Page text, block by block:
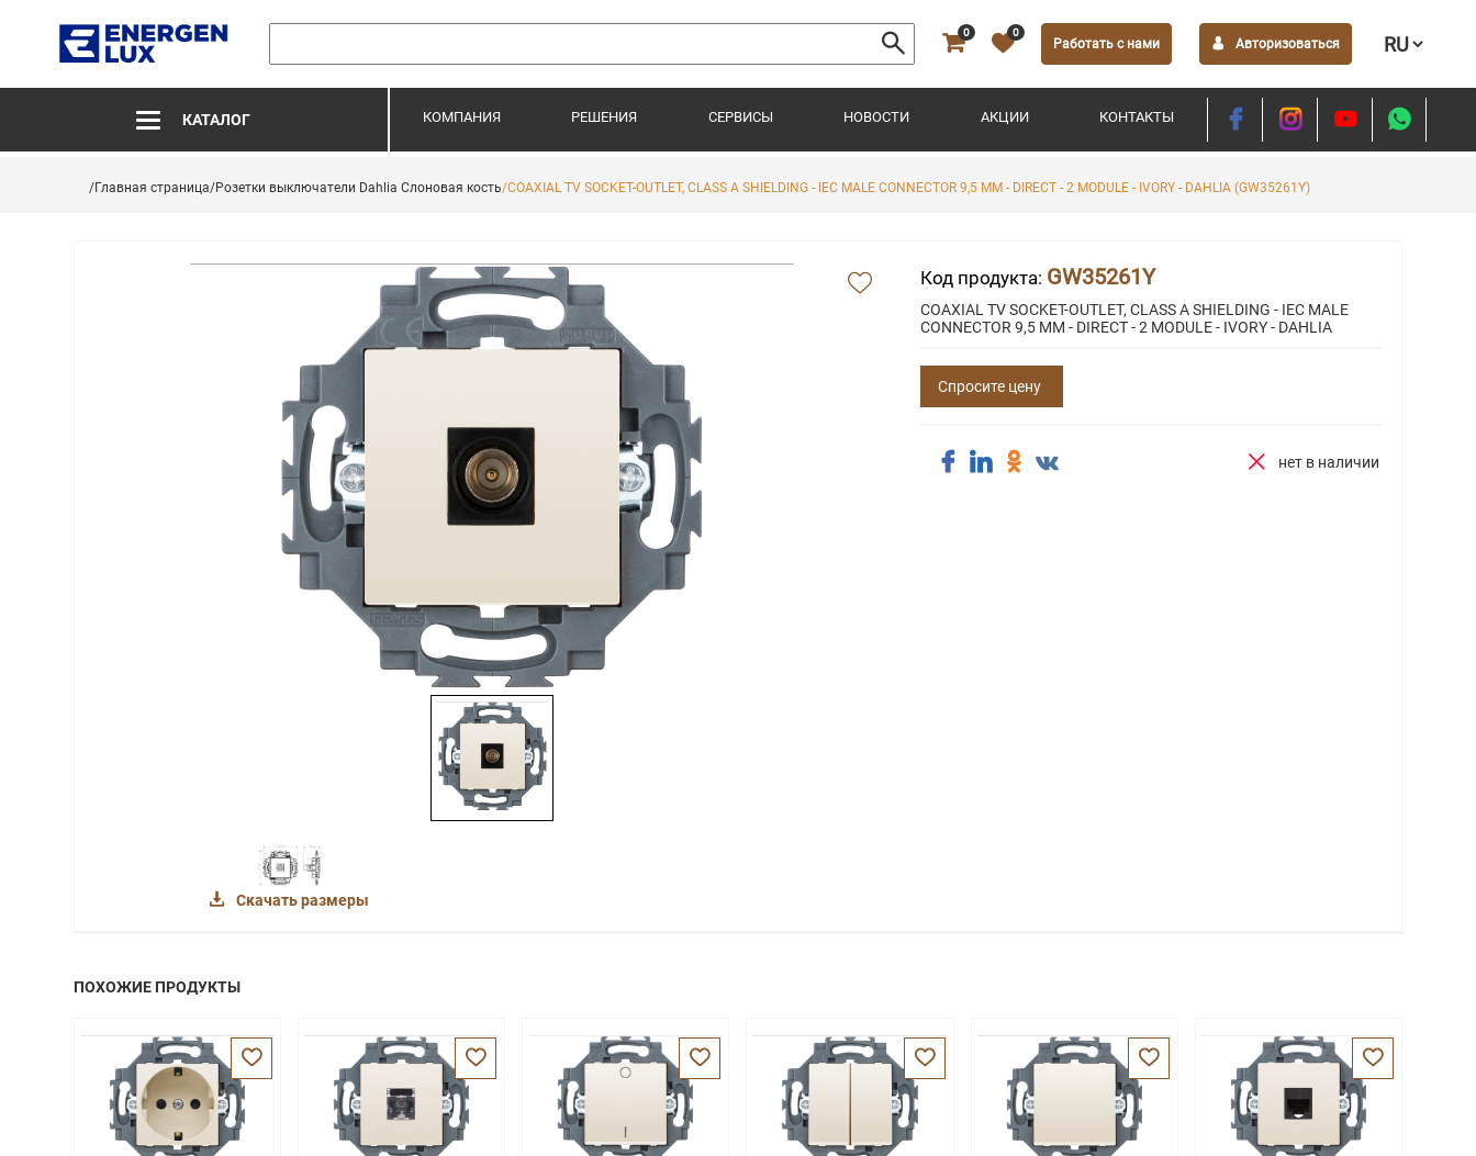
0 0
Работать с нами Авторизоваться
КАТАЛОГ КОМПАНИЯ РЕШЕНИЯ СЕРВИСЫ НОВОСТИ АКЦИИ КОНТАКТЫ
/Главная страница/Розетки выключатели Dahlia Слоновая кость/COAXIAL TV SOCKET-OUTLET, CLASS A SHIELDING - IEC MALE CONNECTOR 9,5 MM - DIRECT - 2 MODULE - IVORY - DAHLIA (GW35261Y)
Скачать размеры
Код продукта: GW35261Y
COAXIAL TV SOCKET-OUTLET, CLASS A SHIELDING - IEC MALE
CONNECTOR 9,5 MM - DIRECT - 2 MODULE - IVORY - DAHLIA
Спросите цену
нет в наличии
ПОХОЖИЕ ПРОДУКТЫ